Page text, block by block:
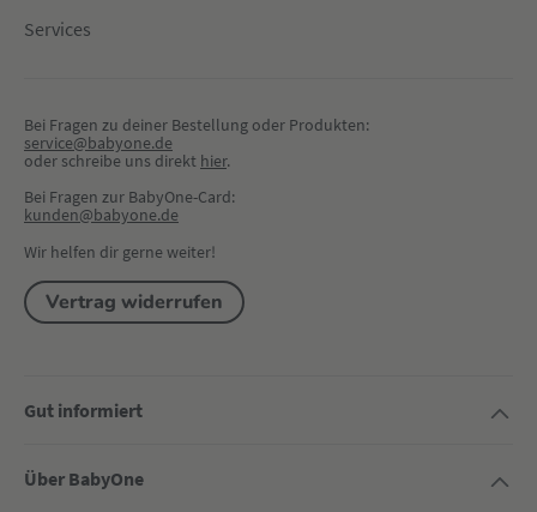
Services
Bei Fragen zu deiner Bestellung oder Produkten:
service@babyone.de
oder schreibe uns direkt hier.
Bei Fragen zur BabyOne-Card:
kunden@babyone.de
Wir helfen dir gerne weiter!
Vertrag widerrufen
Gut informiert
Über BabyOne